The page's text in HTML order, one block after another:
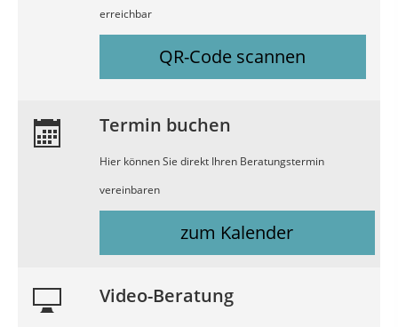
erreichbar
QR-Code scannen
Termin buchen
Hier können Sie direkt Ihren Beratungstermin
vereinbaren
zum Kalender
Video-Beratung